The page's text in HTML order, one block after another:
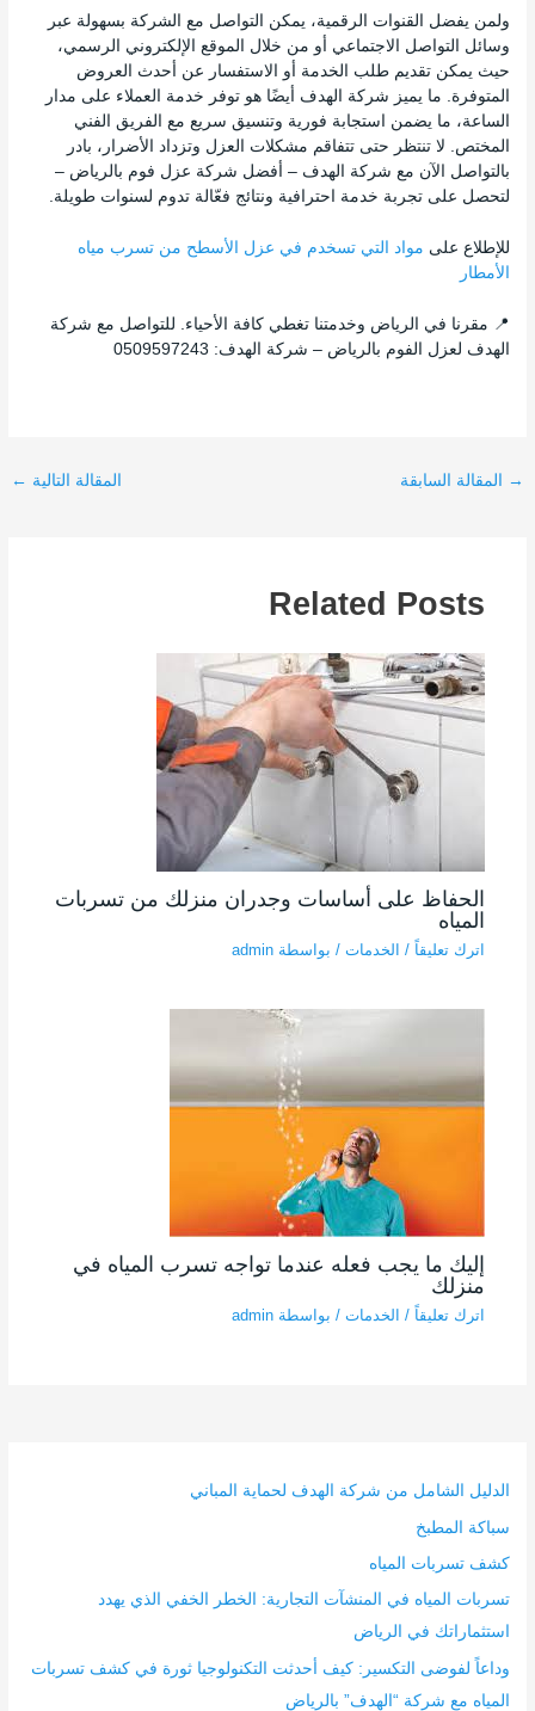
ولمن يفضل القنوات الرقمية، يمكن التواصل مع الشركة بسهولة عبر
وسائل التواصل الاجتماعي أو من خلال الموقع الإلكتروني الرسمي،
حيث يمكن تقديم طلب الخدمة أو الاستفسار عن أحدث العروض
المتوفرة. ما يميز شركة الهدف أيضًا هو توفر خدمة العملاء على مدار
الساعة، ما يضمن استجابة فورية وتنسيق سريع مع الفريق الفني
المختص. لا تنتظر حتى تتفاقم مشكلات العزل وتزداد الأضرار، بادر
بالتواصل الآن مع شركة الهدف – أفضل شركة عزل فوم بالرياض –
لتحصل على تجربة خدمة احترافية ونتائج فعّالة تدوم لسنوات طويلة.
للإطلاع على مواد التي تسخدم في عزل الأسطح من تسرب مياه
الأمطار
📍 مقرنا في الرياض وخدمتنا تغطي كافة الأحياء. للتواصل مع شركة
الهدف لعزل الفوم بالرياض – شركة الهدف: 0509597243
→ المقالة السابقة المقالة التالية ←
Related Posts
الحفاظ على أساسات وجدران منزلك من تسربات
المياه
اترك تعليقاً / الخدمات/ بواسطة admin
إليك ما يجب فعله عندما تواجه تسرب المياه في
منزلك
اترك تعليقاً / الخدمات/ بواسطة admin
الدليل الشامل من شركة الهدف لحماية المباني
سباكة المطبخ
كشف تسربات المياه
تسربات المياه في المنشآت التجارية: الخطر الخفي الذي يهدد
استثماراتك في الرياض
وداعاً لفوضى التكسير: كيف أحدثت التكنولوجيا ثورة في كشف تسربات
المياه مع شركة “الهدف” بالرياض